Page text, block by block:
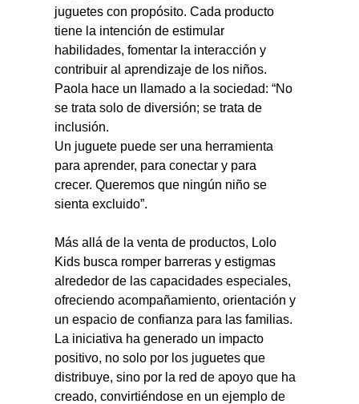
juguetes con propósito. Cada producto
tiene la intención de estimular
habilidades, fomentar la interacción y
contribuir al aprendizaje de los niños.
Paola hace un llamado a la sociedad: “No
se trata solo de diversión; se trata de
inclusión.
Un juguete puede ser una herramienta
para aprender, para conectar y para
crecer. Queremos que ningún niño se
sienta excluido”.
Más allá de la venta de productos, Lolo
Kids busca romper barreras y estigmas
alrededor de las capacidades especiales,
ofreciendo acompañamiento, orientación y
un espacio de confianza para las familias.
La iniciativa ha generado un impacto
positivo, no solo por los juguetes que
distribuye, sino por la red de apoyo que ha
creado, convirtiéndose en un ejemplo de